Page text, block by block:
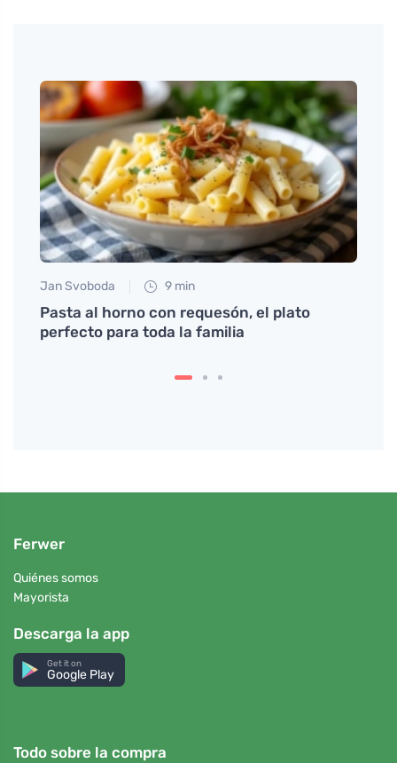
Jan Svoboda 9 min
Pasta al horno con requesón, el plato
perfecto para toda la familia
Ferwer
Quiénes somos
Mayorista
Descarga la app
Get it on
Google Play
Todo sobre la compra